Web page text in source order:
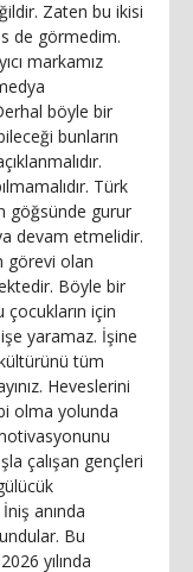
Zaten bu ikisi
de görmedim.
markamız
böyle bir
bunların
Türk
göğsünde gurur
devam etmelidir.
görevi olan
Böyle bir
için
yaramaz. İşine
tüm
Heveslerini
olma yolunda
çalışan gençleri
anında
Bu
yılında